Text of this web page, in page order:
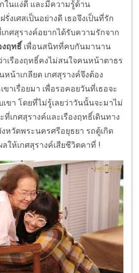
ในแง่ดี และมีความรู้ด้าน
งเศสเป็นอย่างดี เธอจึงเป็นที่รัก
กศสุรางค์อยากได้รับความรักจาก
งฤทธิ์ เพื่อนสนิทที่คบกันมานาน
เรืองฤทธิ์คงไม่สนใจคนหน้าตาธร
น้าเกลียด เกศสุรางค์จึงต้อง
ขาเรื่อยมา เพื่อรอคอยวันที่เธอจะ
เขา โดยที่ไม่รู้เลยว่าวันนั้นจะมาไม่
เกศสุรางค์และเรืองฤทธิ์เดินทาง
หวัดพระนครศรีอยุธยา รถตู้เกิด
ให้เกศสุรางค์เสียชีวิตคาที่ !